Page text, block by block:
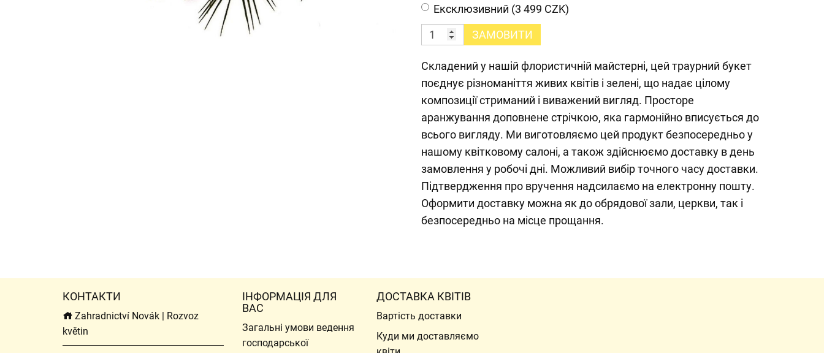
Ексклюзивний (3 499 CZK)
ЗАМОВИТИ
Складений у нашій флористичній майстерні, цей траурний букет
поєднує різноманіття живих квітів і зелені, що надає цілому
композиції стриманий і виважений вигляд. Просторе
аранжування доповнене стрічкою, яка гармонійно вписується до
всього вигляду. Ми виготовляємо цей продукт безпосередньо у
нашому квітковому салоні, а також здійснюємо доставку в день
замовлення у робочі дні. Можливий вибір точного часу доставки.
Підтвердження про вручення надсилаємо на електронну пошту.
Оформити доставку можна як до обрядової зали, церкви, так і
безпосередньо на місце прощання.
КОНТАКТИ
Zahradnictví Novák | Rozvoz
květin
ІНФОРМАЦІЯ ДЛЯ
ВАС
Загальні умови ведення
господарської
ДОСТАВКА КВІТІВ
Вартість доставки
Куди ми доставляємо